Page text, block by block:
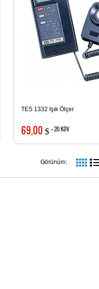
TES 1332 Işık Ölçer
69,00 $ + 20 KDV
Görünüm:
Prova 69 Isı Ölçer